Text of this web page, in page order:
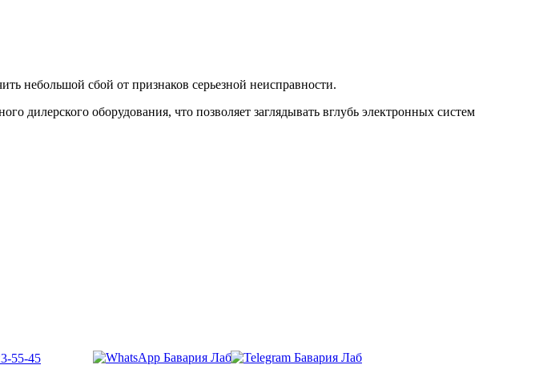
небольшой сбой от признаков серьезной неисправности.
дилерского оборудования, что позволяет заглядывать вглубь электронных систем
55-45